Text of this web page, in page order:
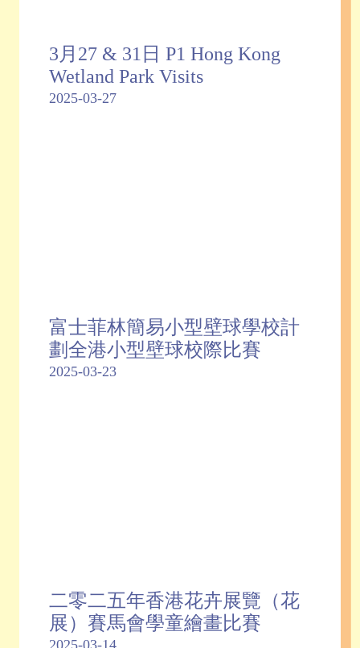
3月27 & 31日 P1 Hong Kong
Wetland Park Visits
2025-03-27
富士菲林簡易小型壁球學校計
劃全港小型壁球校際比賽
2025-03-23
二零二五年香港花卉展覽（花
展）賽馬會學童繪畫比賽
2025-03-14